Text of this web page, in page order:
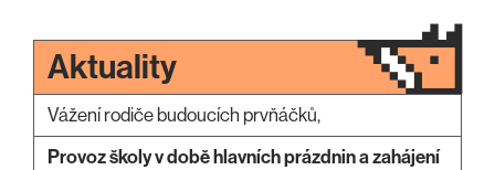
Aktuality
Vážení rodiče budoucích prvňáčků,
Provoz školy v době hlavních prázdnin a zahájení